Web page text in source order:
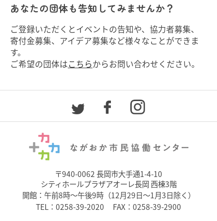
あなたの団体も告知してみませんか？
ご登録いただくとイベントの告知や、協力者募集、
寄付金募集、アイデア募集など様々なことができま
す。
ご希望の団体はこちらからお問い合わせください。
〒940-0062 長岡市大手通1-4-10
シティホールプラザアオーレ長岡 西棟3階
開館：午前8時～午後9時（12月29日～1月3日除く）
TEL： 0258-39-2020 FAX：0258-39-2900